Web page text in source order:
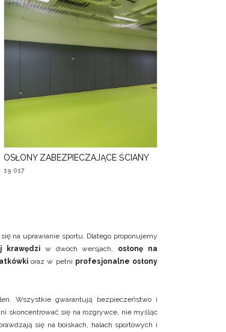
OSŁONY ZABEZPIECZAJĄCE ŚCIANY
19 017
na uprawianie sportu. Dlatego proponujemy
krawędzi w dwóch wersjach, osłonę na
oraz w pełni profesjonalne osłony
Wszystkie gwarantują bezpieczeństwo i
skoncentrować się na rozgrywce, nie myśląc
się na boiskach, halach sportowych i